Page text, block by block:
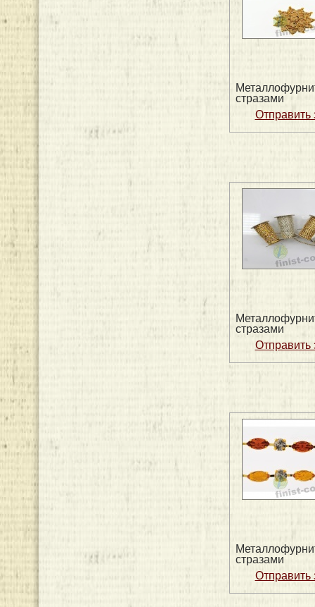
стразами
стразами
стразами